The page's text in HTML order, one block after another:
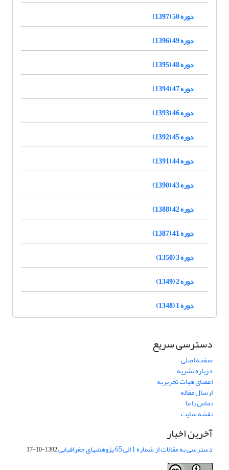
دوره 50 (1397)
دوره 49 (1396)
دوره 48 (1395)
دوره 47 (1394)
دوره 46 (1393)
دوره 45 (1392)
دوره 44 (1391)
دوره 43 (1390)
دوره 42 (1388)
دوره 41 (1387)
دوره 3 (1350)
دوره 2 (1349)
دوره 1 (1348)
دسترسی سریع
صفحه اصلی
درباره نشریه
اعضای هیات تحریریه
ارسال مقاله
تماس با ما
نقشه سایت
آخرین اخبار
دسترسی به مقالات از شماره 1 الی 65 پژوهشهای جغرافیایی 1392-10-17